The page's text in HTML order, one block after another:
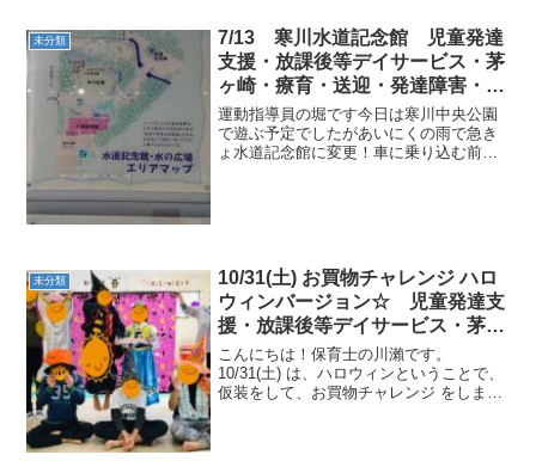
未分類
7/13 寒川水道記念館 児童発達
支援・放課後等デイサービス・茅
ヶ崎・療育・送迎・発達障害・気
になる子
運動指導員の堀です今日は寒川中央公園
で遊ぶ予定でしたがあいにくの雨で急き
ょ水道記念館に変更！車に乗り込む前の
未分類
10/31(土) お買物チャレンジ ハロ
ウィンバージョン☆ 児童発達支
援・放課後等デイサービス・茅ヶ
崎・送迎・療育・ADHD・広汎性
発達障害・自閉症
こんにちは！保育士の川瀨です。
10/31(土) は、ハロウィンということで、
仮装をして、お買物チャレンジ をしまし